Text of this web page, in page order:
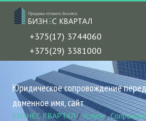
+375(17) 3744060
+375(29) 3381000
Юридическое сопровождение
доменное имя, сайт
БИЗНЕС КВАРТАЛ/Услуги/